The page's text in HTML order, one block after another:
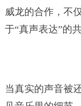
威龙的合作，不
于“真声表达”
当真实的声音被